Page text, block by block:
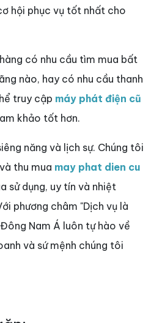
hội phục vụ tốt nhất cho
có nhu cầu tìm mua bất
nào, hay có nhu cầu thanh
truy cập máy phát điện cũ
khảo tốt hơn.
năng và lịch sự. Chúng tôi
thu mua may phat dien cu
sử dụng, uy tín và nhiệt
phương châm "Dịch vụ là
Nam Á luôn tự hào về
và sứ mệnh chúng tôi